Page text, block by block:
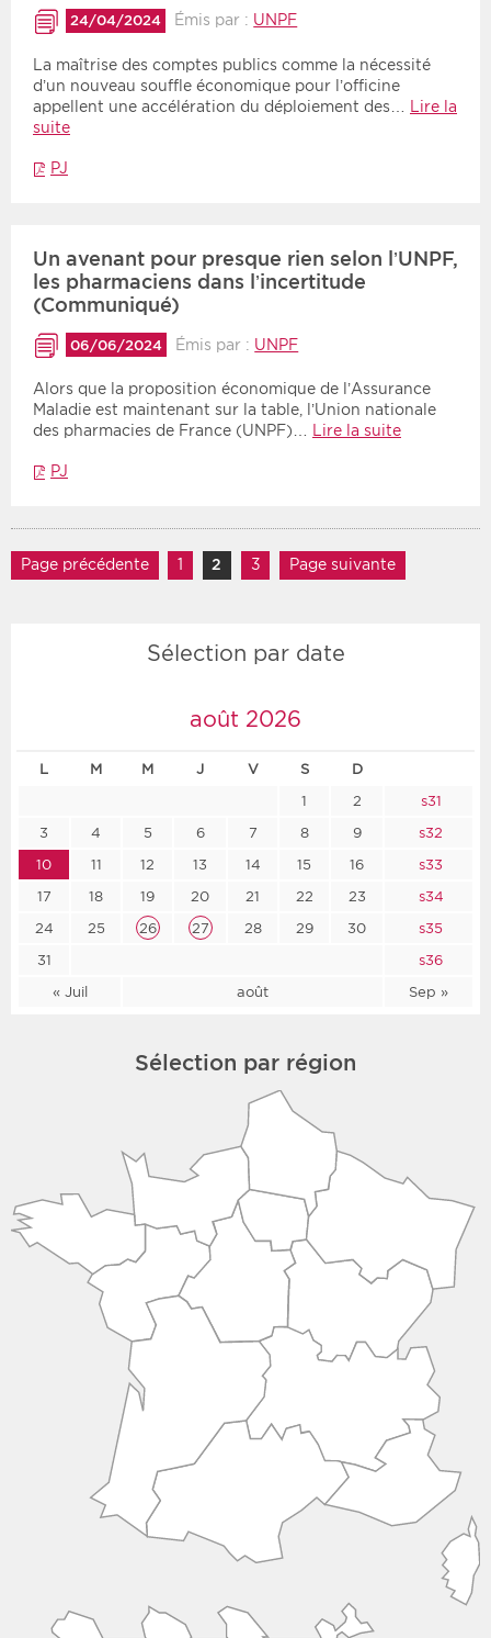
24/04/2024 Émis par : UNPF
La maîtrise des comptes publics comme la nécessité
d’un nouveau souffle économique pour l’officine
appellent une accélération du déploiement des…
Lire la
suite
PJ
Un avenant pour presque rien selon l’UNPF,
les pharmaciens dans l’incertitude
(Communiqué)
06/06/2024 Émis par : UNPF
Alors que la proposition économique de l’Assurance
Maladie est maintenant sur la table, l’Union nationale
des pharmacies de France (UNPF)…
Lire la suite
PJ
Navigation des articles
Page précédente Page
1 Page
2 Page
3 Page suivante
Sélection par date
août 2026
L M M J V S D
« Juil août Sep »
1 2
s31
3
4 5 6 7 8 9
s32
10
11 12 13 14 15 16
s33
17
18 19 20 21 22 23
s34
24
25 26 27 28 29 30
s35
31
s36
Sélection par région